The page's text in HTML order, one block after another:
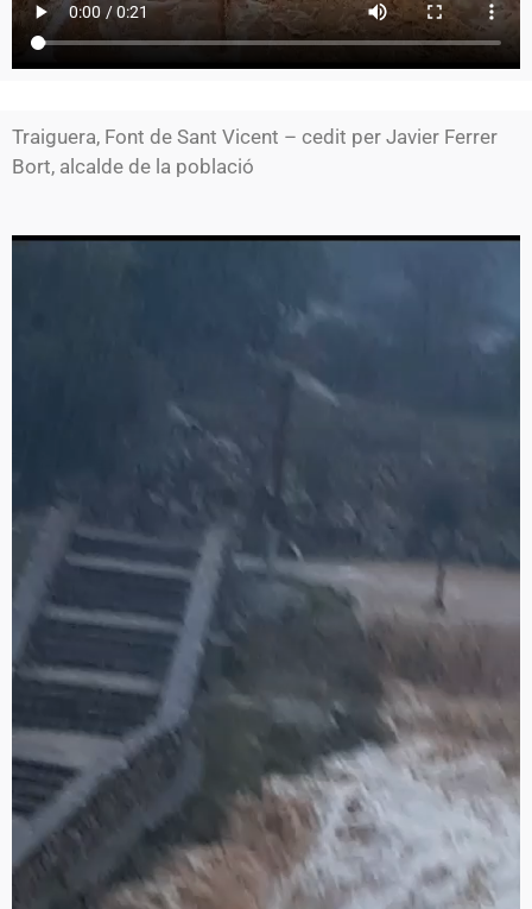
Traiguera, Font de Sant Vicent – cedit per Javier Ferrer
Bort, alcalde de la població